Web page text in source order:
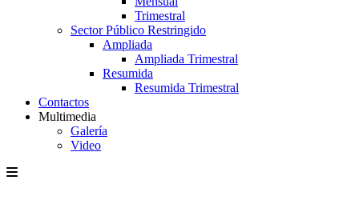
Trimestral
Sector Público Restringido
Ampliada
Ampliada Trimestral
Resumida
Resumida Trimestral
Contactos
Multimedia
Galería
Video